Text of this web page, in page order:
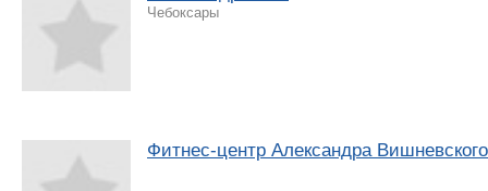
Чебоксары
Фитнес-центр Александра Вишневского